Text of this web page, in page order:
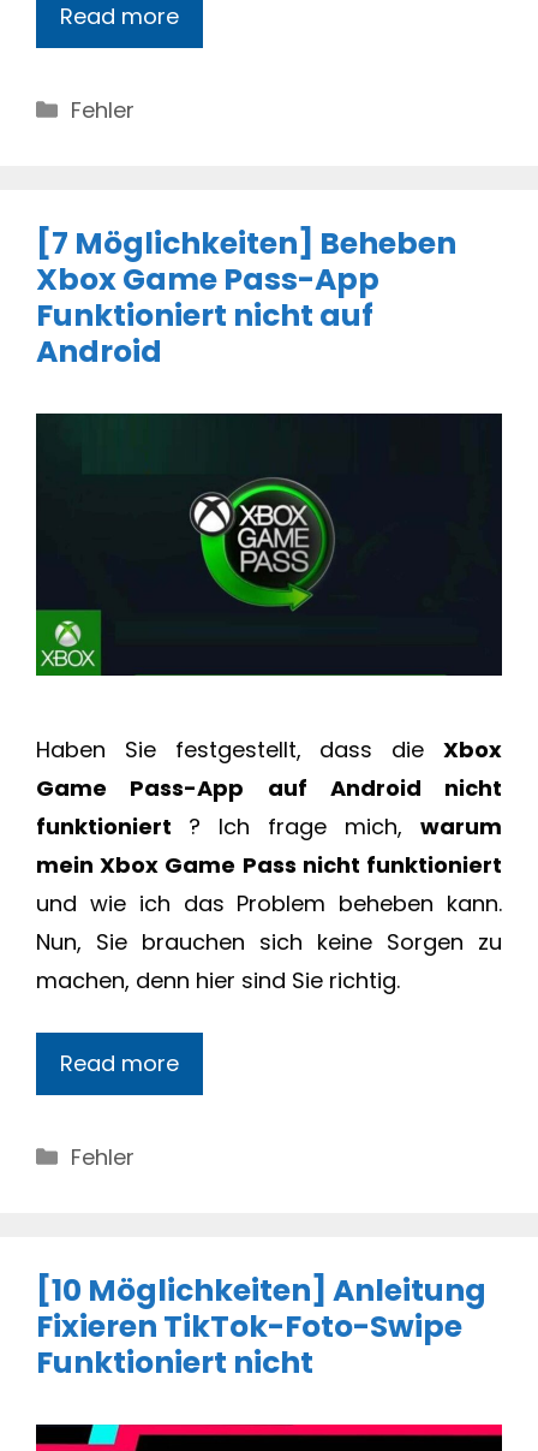
Read more
Categories
Fehler
[7 Möglichkeiten] Beheben
Xbox Game Pass-App
Funktioniert nicht auf
Android
Haben Sie festgestellt, dass die Xbox
Game Pass-App auf Android nicht
funktioniert ? Ich frage mich, warum
mein Xbox Game Pass nicht funktioniert
und wie ich das Problem beheben kann.
Nun, Sie brauchen sich keine Sorgen zu
machen, denn hier sind Sie richtig.
Read more
Categories
Fehler
[10 Möglichkeiten] Anleitung
Fixieren TikTok-Foto-Swipe
Funktioniert nicht